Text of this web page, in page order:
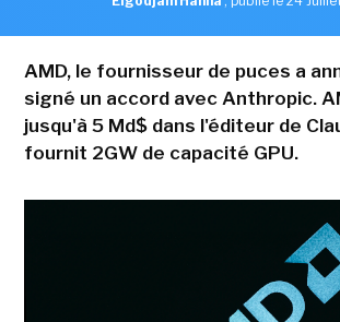
AMD, le fournisseur de puces a
signé un accord avec Anthropic.
jusqu'à 5 Md$ dans l'éditeur de
fournit 2GW de capacité GPU.